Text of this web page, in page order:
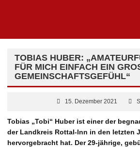
TOBIAS HUBER:
ÜR MICH EINFACH EIN
MEINSCHAFTSGEFÜHL“
15. Dezember 2021
Tobias „Tobi“ Huber ist einer der
der Landkreis Rottal-Inn in den letzten
hervorgebracht hat. Der 29-jährige,